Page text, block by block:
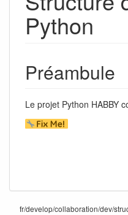
Python
Préambule
Le projet Python HABBY
fr/develop/collaboration/dev/